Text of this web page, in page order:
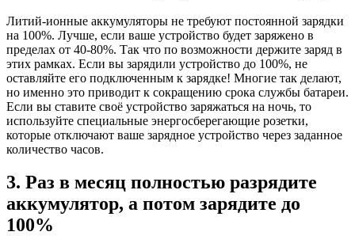
Литий-ионные аккумуляторы не требуют постоянной зарядки
на 100%. Лучше, если ваше устройство будет заряжено в
пределах от 40-80%. Так что по возможности держите заряд в
этих рамках. Если вы зарядили устройство до 100%, не
оставляйте его подключенным к зарядке! Многие так делают,
но именно это приводит к сокращению срока службы батареи.
Если вы ставите своё устройство заряжаться на ночь, то
используйте специальные энергосберегающие розетки,
которые отключают ваше зарядное устройство через заданное
количество часов.
3. Раз в месяц полностью разрядите
аккумулятор, а потом зарядите до
100%